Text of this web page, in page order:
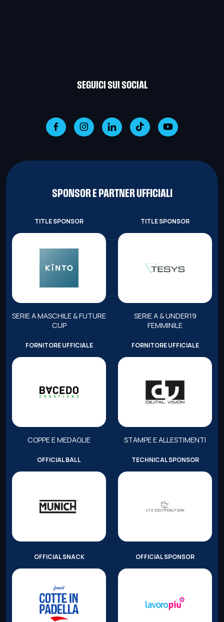
SEGUICI SUI SOCIAL
SPONSOR E PARTNER UFFICIALI
TITLE SPONSOR
SERIE A MASCHILE & FUTURE
CUP
TITLE SPONSOR
SERIE A & UNDER19
FEMMINILE
FORNITORE UFFICIALE
COPPE E MEDAGLIE
FORNITORE UFFICIALE
STAMPE E ALLESTIMENTI
OFFICIAL BALL TECHNICAL SPONSOR
OFFICIAL SNACK OFFICIAL SPONSOR